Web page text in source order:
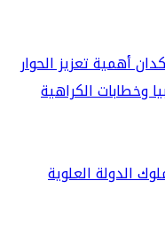
تعزيز الحوار
الكراهية
العلوية